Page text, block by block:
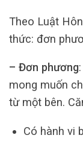
Theo Luật
thức: đơn
– Đơn phương
mong muốn
từ một bên.
Có hành vi